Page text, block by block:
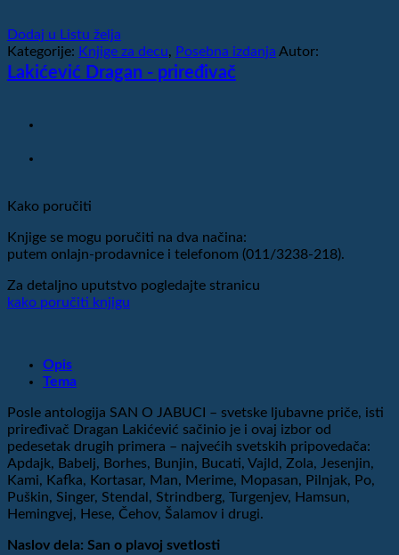
Dodaj u Listu želja
Kategorije: Knjige za decu, Posebna izdanja Autor:
Lakićević Dragan - priređivač
Kako poručiti
Knjige se mogu poručiti na dva načina:
putem onlajn-prodavnice i telefonom (011/3238-218).
Za detaljno uputstvo pogledajte stranicu
kako poručiti knjigu
Opis
Tema
Posle antologija SAN O JABUCI – svetske ljubavne priče, isti
priređivač Dragan Lakićević sačinio je i ovaj izbor od
pedesetak drugih primera – najvećih svetskih pripovedača:
Apdajk, Babelj, Borhes, Bunjin, Bucati, Vajld, Zola, Jesenjin,
Kami, Kafka, Kortasar, Man, Merime, Mopasan, Pilnjak, Po,
Puškin, Singer, Stendal, Strindberg, Turgenjev, Hamsun,
Hemingvej, Hese, Čehov, Šalamov i drugi.
Naslov dela: San o plavoj svetlosti